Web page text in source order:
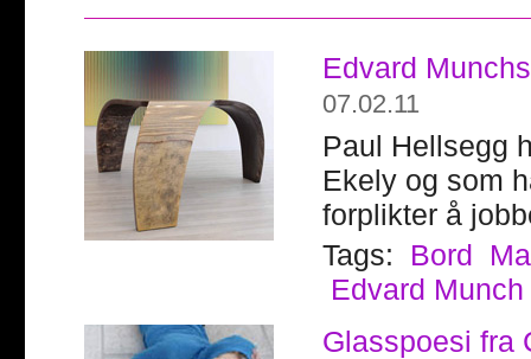
Edvard
07.02.11
Paul Hellsegg
Ekely og som
forplikter å
Tags:
Bord
Edvard Munch
Glasspoesi fra